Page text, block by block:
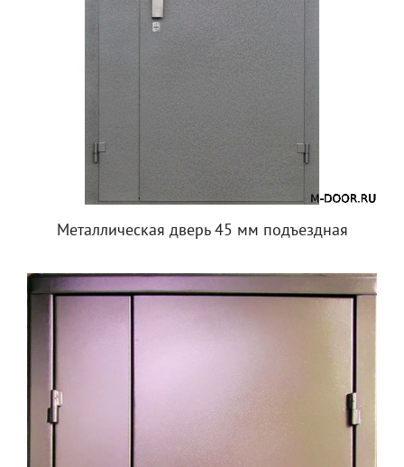
Металлическая дверь 45 мм подъездная